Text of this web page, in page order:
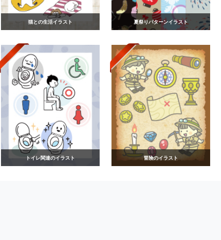
猫との生活イラスト 夏祭りパターンイラスト
トイレ関連のイラスト 冒険のイラスト